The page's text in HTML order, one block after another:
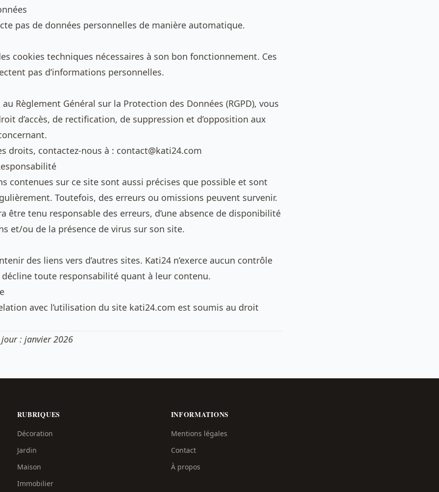
pas de données personnelles de manière automatique.
cookies techniques nécessaires à son bon fonctionnement. Ces
pas d’informations personnelles.
Règlement Général sur la Protection des Données (RGPD), vous
d’accès, de rectification, de suppression et d’opposition aux
droits, contactez-nous à : contact@kati24.com
contenues sur ce site sont aussi précises que possible et sont
Toutefois, des erreurs ou omissions peuvent survenir.
être tenu responsable des erreurs, d’une absence de disponibilité
et/ou de la présence de virus sur son site.
des liens vers d’autres sites. Kati24 n’exerce aucun contrôle
toute responsabilité quant à leur contenu.
avec l’utilisation du site kati24.com est soumis au droit
: janvier 2026
RUBRIQUES
Décoration
Jardin
Maison
Immobilier
INFORMATIONS
Mentions légales
Contact
À propos